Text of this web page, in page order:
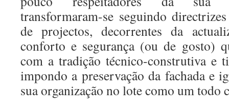
transformaram-se seguindo
de projectos, decorrentes da
conforto e segurança (ou de gosto)
com a tradição técnico-construtiva e
impondo a preservação da fachada e
sua organização no lote como um todo